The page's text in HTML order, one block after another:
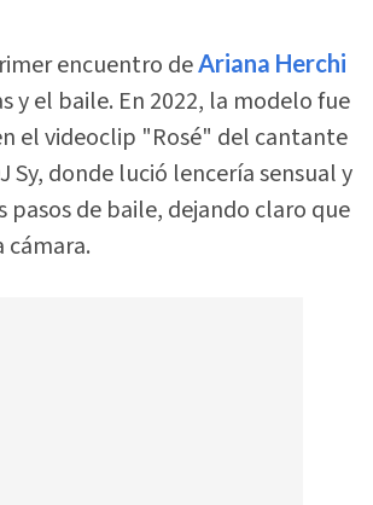
encuentro deAriana Herchi
y el baile. En 2022, la modelo fue
el videoclip "Rosé" del cantante
Sy, donde lució lencería sensual y
pasos de baile, dejando claro que
cámara.